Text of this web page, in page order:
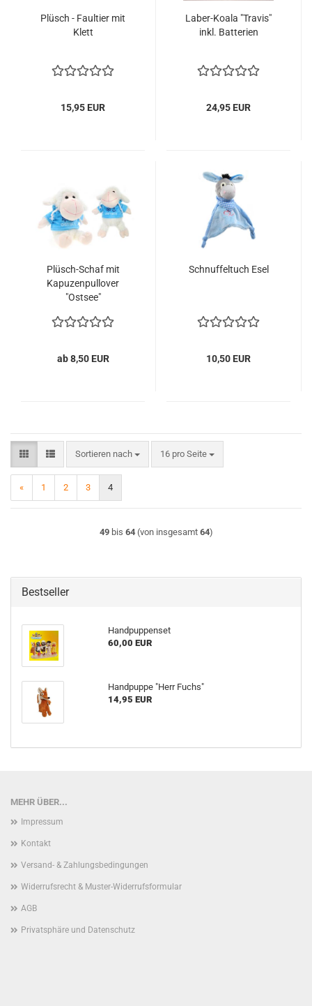
Plüsch - Faultier mit
Klett
15,95 EUR
Laber-Koala "Travis"
inkl. Batterien
24,95 EUR
Plüsch-Schaf mit
Kapuzenpullover
"Ostsee"
ab 8,50 EUR
Schnuffeltuch Esel
10,50 EUR
Sortieren nach
Sortieren nach 16 pro Seite
pro Seite
« 1 2 3 4
49bis 64(von insgesamt 64)
Bestseller
Handpuppenset
60,00 EUR
Handpuppe "Herr Fuchs"
14,95 EUR
MEHR ÜBER...
Impressum
Kontakt
Versand- & Zahlungsbedingungen
Widerrufsrecht & Muster-Widerrufsformular
AGB
Privatsphäre und Datenschutz